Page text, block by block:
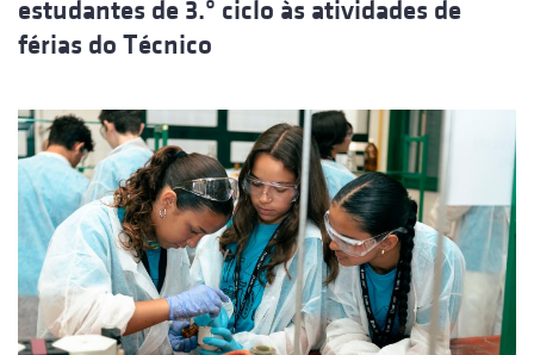
estudantes de 3.º ciclo às atividades de
férias do Técnico